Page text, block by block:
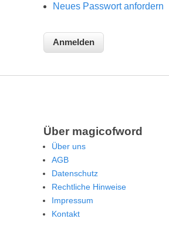
Neues Passwort anfordern
Über magicofword
Über uns
AGB
Datenschutz
Rechtliche Hinweise
Impressum
Kontakt